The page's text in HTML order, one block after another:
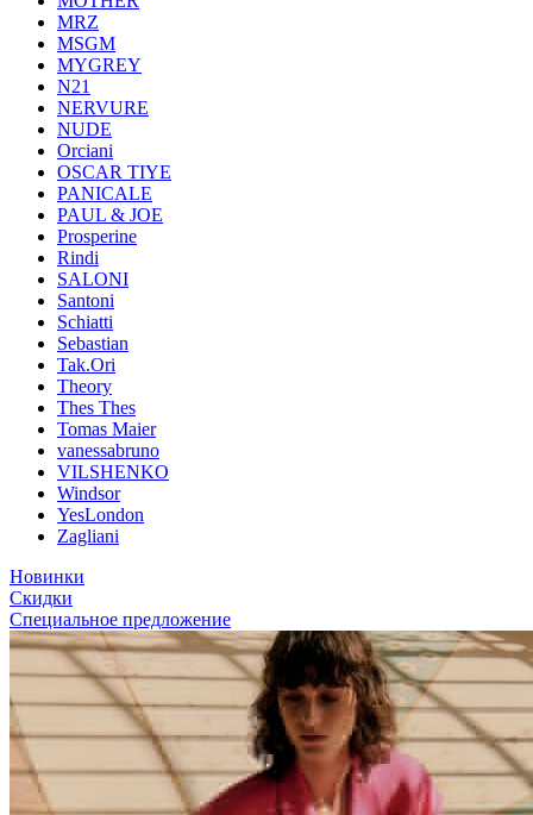
MRZ
MSGM
MYGREY
N21
NERVURE
NUDE
Orciani
OSCAR TIYE
PANICALE
PAUL & JOE
Prosperine
Rindi
SALONI
Santoni
Schiatti
Sebastian
Tak.Ori
Theory
Thes Thes
Tomas Maier
vanessabruno
VILSHENKO
Windsor
YesLondon
Zagliani
Новинки
Скидки
Специальное предложение